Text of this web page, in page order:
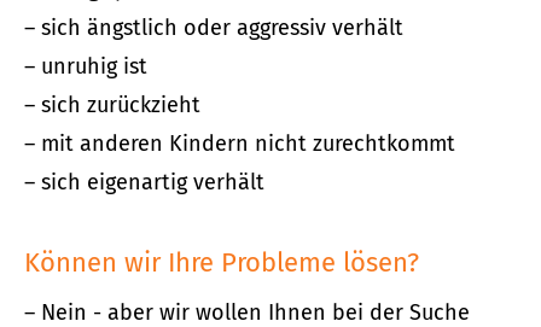
sich ängstlich oder aggressiv verhält
unruhig ist
sich zurückzieht
mit anderen Kindern nicht zurechtkommt
sich eigenartig verhält
Können wir Ihre Probleme lösen?
Nein - aber wir wollen Ihnen bei der Suche